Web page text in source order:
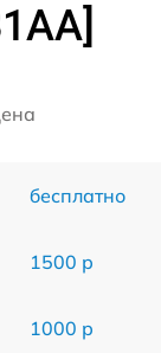
бесплатно
1500 р
1000 р